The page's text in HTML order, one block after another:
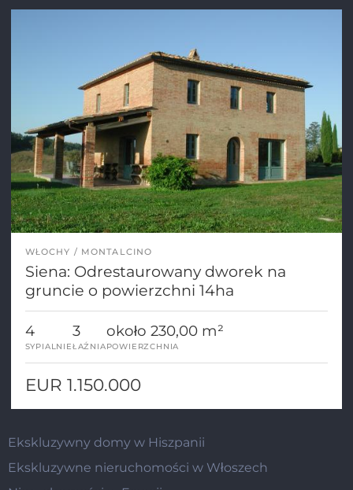
WŁOCHY MONTALCINO
Siena: Odrestaurowany dworek na
gruncie o powierzchni 14ha
4
SYPIALNIE
3
ŁAŹNIA
około 230,00 m²
POWIERZCHNIA
EUR 1.150.000
Ekskluzywny domy w Hiszpanii
Ekskluzywne nieruchomości w Włoszech